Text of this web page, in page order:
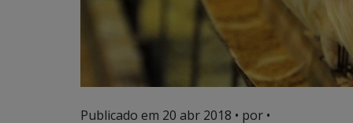
Publicado em 20 abr 2018 • por •